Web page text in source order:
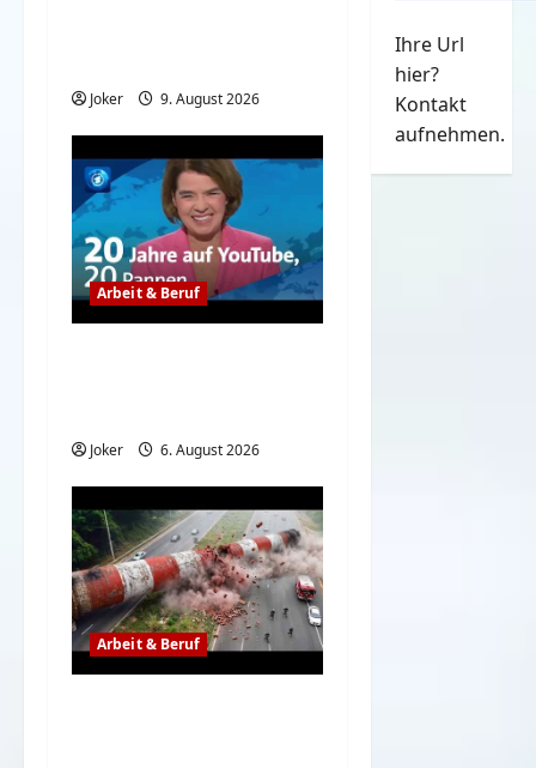
Joker 9. August 2026
Arbeit & Beruf
Joker 6. August 2026
Arbeit & Beruf
Ihre Url
hier?
Kontakt
aufnehmen.